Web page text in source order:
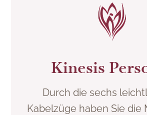
Kinesis
Durch die sechs
Kabelzüge haben Sie die